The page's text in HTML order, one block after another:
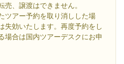
売、譲渡はできません。
ツアー予約を取り消しした場
失効いたします。再度予約をし
場合は国内ツアーデスクにお申